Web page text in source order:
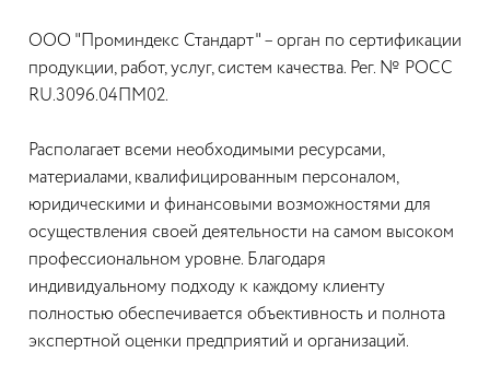
ООО "Проминдекс Стандарт" – орган по сертификации
продукции, работ, услуг, систем качества. Рег. № РОСС
RU.3096.04ПМ02.
Располагает всеми необходимыми ресурсами,
материалами, квалифицированным персоналом,
юридическими и финансовыми возможностями для
осуществления своей деятельности на самом высоком
профессиональном уровне. Благодаря
индивидуальному подходу к каждому клиенту
полностью обеспечивается объективность и полнота
экспертной оценки предприятий и организаций.